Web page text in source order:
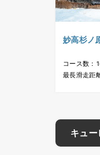
妙高杉ノ
コース数：
最長滑走距
キュ